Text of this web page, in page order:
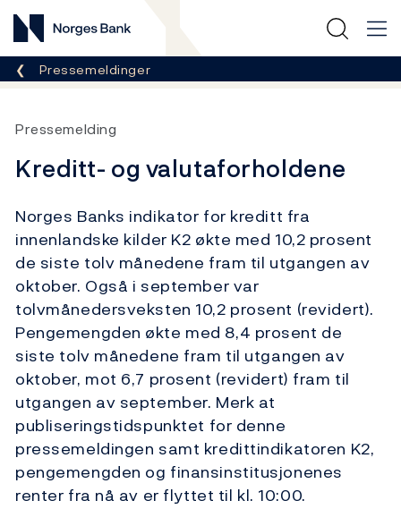
Norges Bank
Her er du nå:
Pressemeldinger
Pressemelding
Kreditt- og valutaforholdene
Norges Banks indikator for kreditt fra
innenlandske kilder K2 økte med 10,2 prosent
de siste tolv månedene fram til utgangen av
oktober. Også i september var
tolvmånedersveksten 10,2 prosent (revidert).
Pengemengden økte med 8,4 prosent de
siste tolv månedene fram til utgangen av
oktober, mot 6,7 prosent (revidert) fram til
utgangen av september. Merk at
publiseringstidspunktet for denne
pressemeldingen samt kredittindikatoren K2,
pengemengden og finansinstitusjonenes
renter fra nå av er flyttet til kl. 10:00.